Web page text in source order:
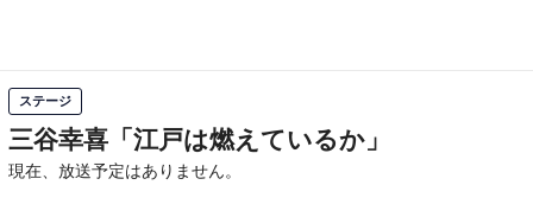
ステージ
三谷幸喜「江戸は燃えているか」
現在、放送予定はありません。